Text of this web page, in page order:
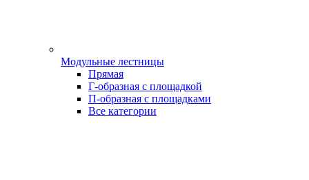
Модульные лестницы
Прямая
Г-образная с площадкой
П-образная с площадками
Все категории